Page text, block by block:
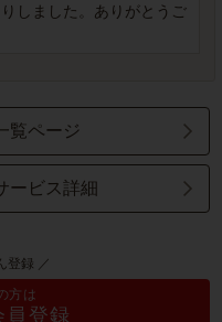
しました。ありがとうご
覧ページ
ービス詳細
登録 ／
方は
員登録